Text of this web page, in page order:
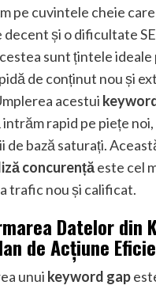
pe cuvintele cheie care
decent și o dificultate
sunt țintele
de conținut nou și
acestui
rapid pe piețe
de bază saturați.
concurențăeste cel
trafic nou și calificat.
Datelor din
de Acțiune
unui keyword gap